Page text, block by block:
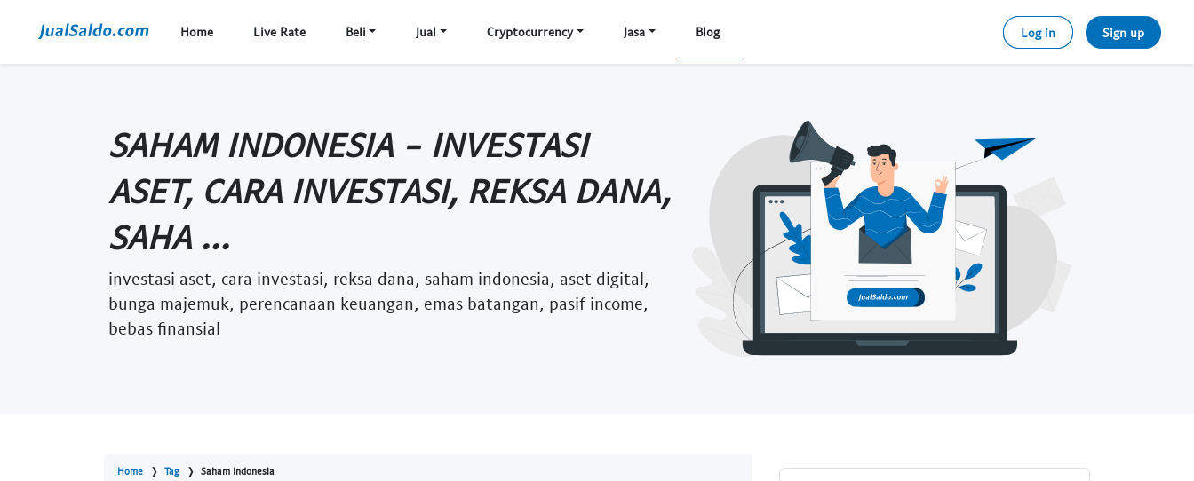
Home Live Rate Beli Jual Cryptocurrency Jasa Blog Log in Sign up
SAHAM INDONESIA - INVESTASI
ASET, CARA INVESTASI, REKSA DANA,
SAHA ...
investasi aset, cara investasi, reksa dana, saham indonesia, aset digital,
bunga majemuk, perencanaan keuangan, emas batangan, pasif income,
bebas finansial
Home Tag Saham Indonesia